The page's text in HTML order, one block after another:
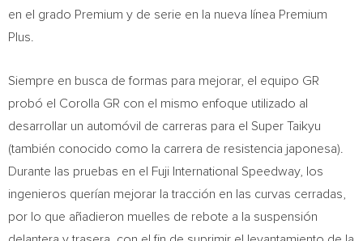
en el grado Premium y de serie en la nueva línea Premium
Plus.
Siempre en busca de formas para mejorar, el equipo GR
probó el Corolla GR con el mismo enfoque utilizado al
desarrollar un automóvil de carreras para el Super Taikyu
(también conocido como la carrera de resistencia japonesa).
Durante las pruebas en el Fuji International Speedway, los
ingenieros querían mejorar la tracción en las curvas cerradas,
por lo que añadieron muelles de rebote a la suspensión